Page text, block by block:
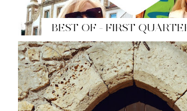
BEST OF - FIRST